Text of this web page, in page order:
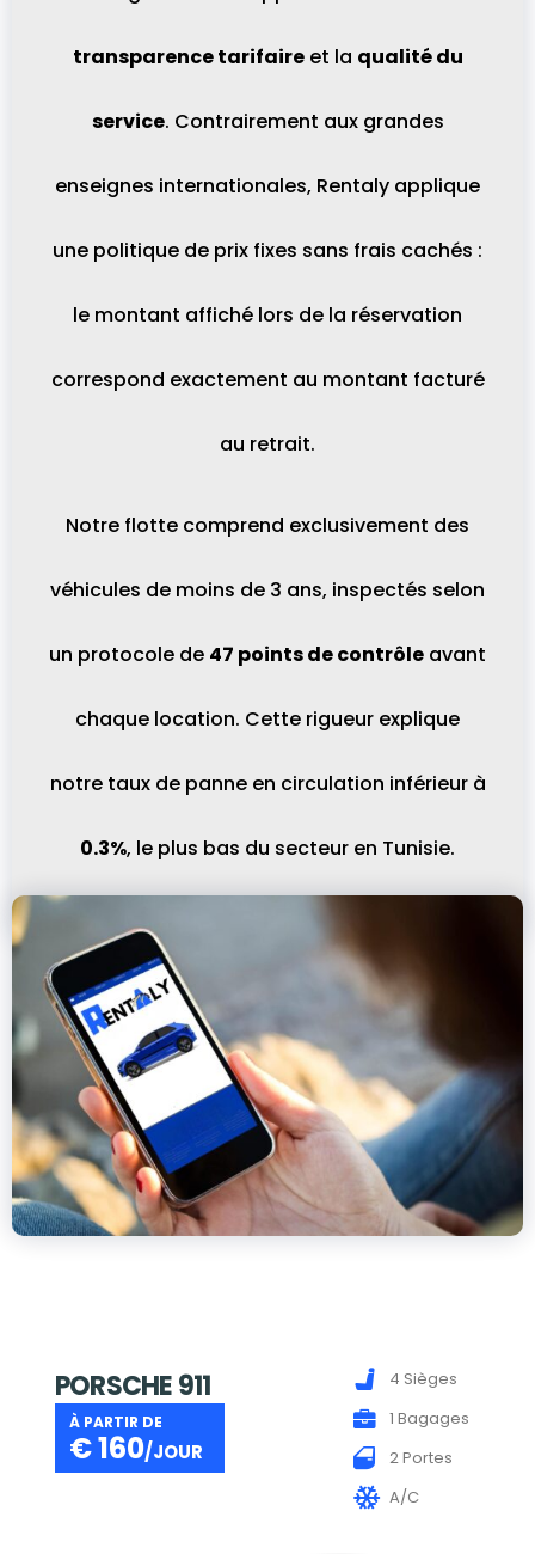
transparence tarifaireet la qualité du
service. Contrairement aux grandes
enseignes internationales, Rentaly applique
une politique de prix fixes sans frais cachés :
le montant affiché lors de la réservation
correspond exactement au montant facturé
au retrait.
Notre flotte comprend exclusivement des
véhicules de moins de 3 ans, inspectés selon
un protocole de 47 points de contrôle avant
chaque location. Cette rigueur explique
notre taux de panne en circulation inférieur à
0.3%, le plus bas du secteur en Tunisie.
PORSCHE 911
À PARTIR DE
€160/JOUR
4 Sièges
1 Bagages
2 Portes
A/C